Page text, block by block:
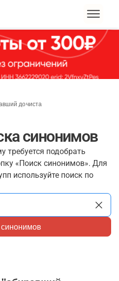
дочиста
синонимов
требуется подобрать
«Поиск синонимов». Для
используйте поиск по